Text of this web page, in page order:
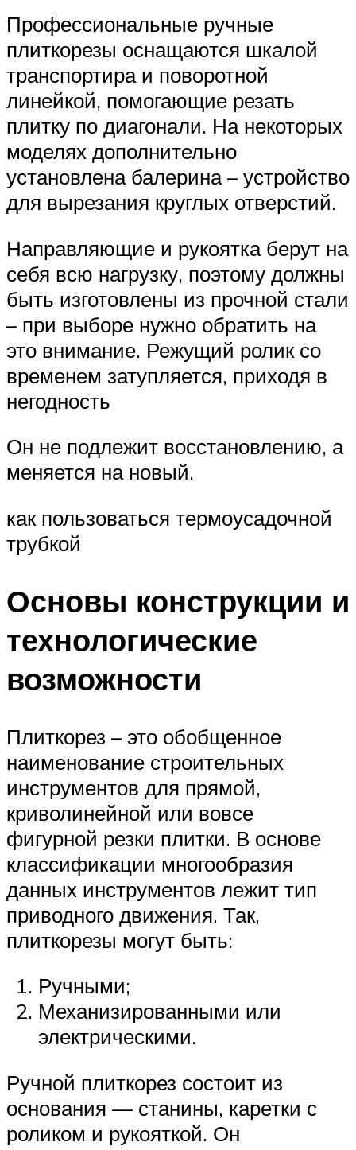
Профессиональные ручные
плиткорезы оснащаются шкалой
транспортира и поворотной
линейкой, помогающие резать
плитку по диагонали. На некоторых
моделях дополнительно
установлена балерина – устройство
для вырезания круглых отверстий.
Направляющие и рукоятка берут на
себя всю нагрузку, поэтому должны
быть изготовлены из прочной стали
– при выборе нужно обратить на
это внимание. Режущий ролик со
временем затупляется, приходя в
негодность
Он не подлежит восстановлению, а
меняется на новый.
как пользоваться термоусадочной
трубкой
Основы конструкции и
технологические
возможности
Плиткорез – это обобщенное
наименование строительных
инструментов для прямой,
криволинейной или вовсе
фигурной резки плитки. В основе
классификации многообразия
данных инструментов лежит тип
приводного движения. Так,
плиткорезы могут быть:
Ручными;
Механизированными или
электрическими.
Ручной плиткорез состоит из
основания — станины, каретки с
роликом и рукояткой. Он